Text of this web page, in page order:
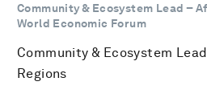
Community & Ecosystem Lead –
World Economic Forum
Community & Ecosystem
Regions